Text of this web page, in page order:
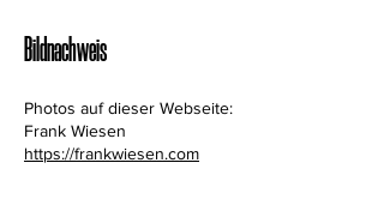
Bildnachweis
Photos auf dieser Webseite:
Frank Wiesen
https://frankwiesen.com